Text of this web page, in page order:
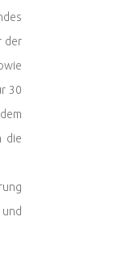
der
30
die